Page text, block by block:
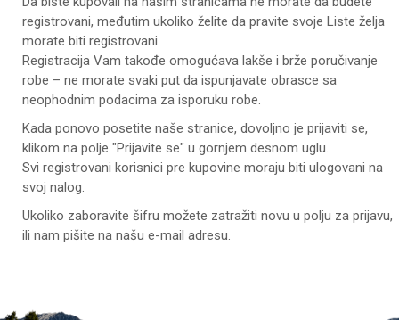
registrovani, međutim ukoliko želite da pravite svoje Liste želja
morate biti registrovani.
Registracija Vam takođe omogućava lakše i brže poručivanje
robe – ne morate svaki put da ispunjavate obrasce sa
neophodnim podacima za isporuku robe.
Kada ponovo posetite naše stranice, dovoljno je prijaviti se,
klikom na polje "Prijavite se" u gornjem desnom uglu.
Svi registrovani korisnici pre kupovine moraju biti ulogovani na
svoj nalog.
Ukoliko zaboravite šifru možete zatražiti novu u polju za prijavu,
ili nam pišite na našu e-mail adresu.